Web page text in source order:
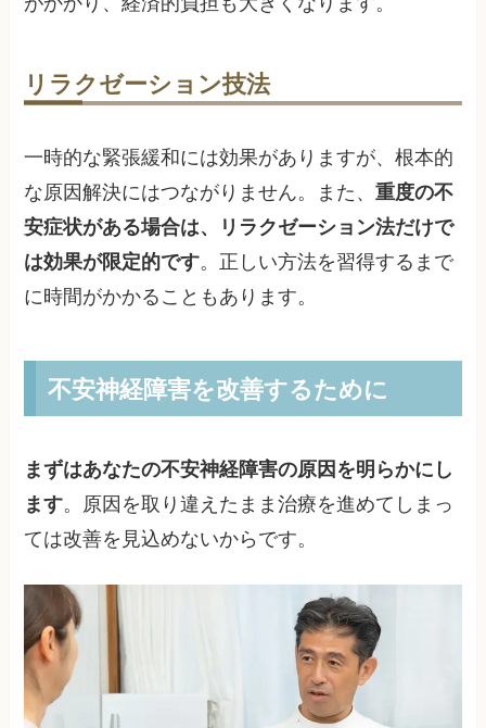
リラクゼーション技法
一時的な緊張緩和には効果がありますが、根本的
な原因解決にはつながりません。また、重度の不
安症状がある場合は、リラクゼーション法だけで
は効果が限定的です。正しい方法を習得するまで
に時間がかかることもあります。
不安神経障害を改善するために
まずはあなたの不安神経障害の原因を明らかにし
ます。原因を取り違えたまま治療を進めてしまっ
ては改善を見込めないからです。